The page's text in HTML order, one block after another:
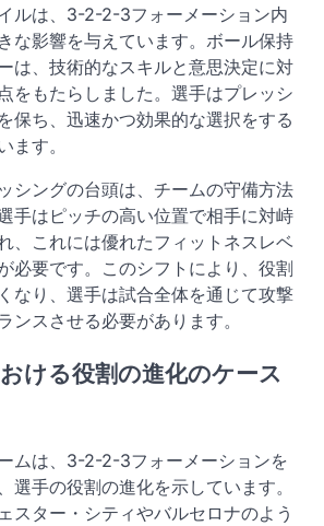
ルは、3-2-2-3フォーメーション内
な影響を与えています。ボール保持
は、技術的なスキルと意思決定に対
をもたらしました。選手はプレッシ
保ち、迅速かつ効果的な選択をする
ます。
シングの台頭は、チームの守備方法
手はピッチの高い位置で相手に対峙
、これには優れたフィットネスレベ
必要です。このシフトにより、役割
なり、選手は試合全体を通じて攻撃
ンスさせる必要があります。
ける役割の進化のケース
ムは、3-2-2-3フォーメーションを
選手の役割の進化を示しています。
スター・シティやバルセロナのよう